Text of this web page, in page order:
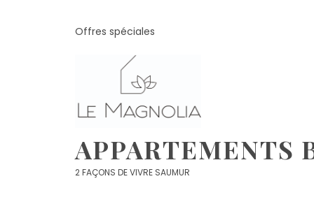
Offres spéciales
APPARTEMENTS
2 FAÇONS DE VIVRE SAUMUR